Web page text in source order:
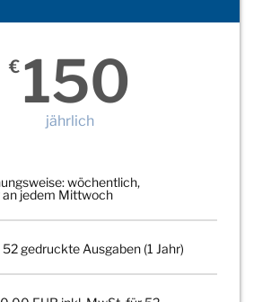
€ 150
jährlich
wöchentlich,
jedem Mittwoch
gedruckte Ausgaben (1 Jahr)